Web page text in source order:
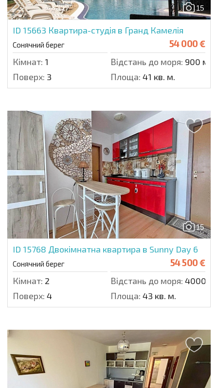
15
ID 15663 Квартира-студія в Гранд Камелія
Сонячний берег 54 000 €
Кімнат: 1 Відстань до моря: 900 м.
Поверх: 3 Площа: 41 кв. м.
15
ID 15768 Двокімнатна квартира в Sunny Day 6
Сонячний берег 54 500 €
Кімнат: 2 Відстань до моря: 4000 м.
Поверх: 4 Площа: 43 кв. м.